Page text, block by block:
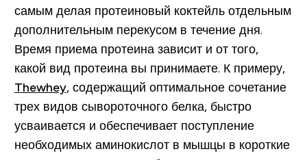
самым делая протеиновый коктейль отдельным
дополнительным перекусом в течение дня.
Время приема протеина зависит и от того,
какой вид протеина вы принимаете. К примеру,
Thewhey, содержащий оптимальное сочетание
трех видов сывороточного белка, быстро
усваивается и обеспечивает поступление
необходимых аминокислот в мышцы в короткие